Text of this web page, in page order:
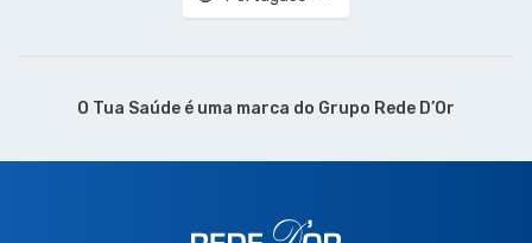
O Tua Saúde é uma marca do Grupo Rede D’Or